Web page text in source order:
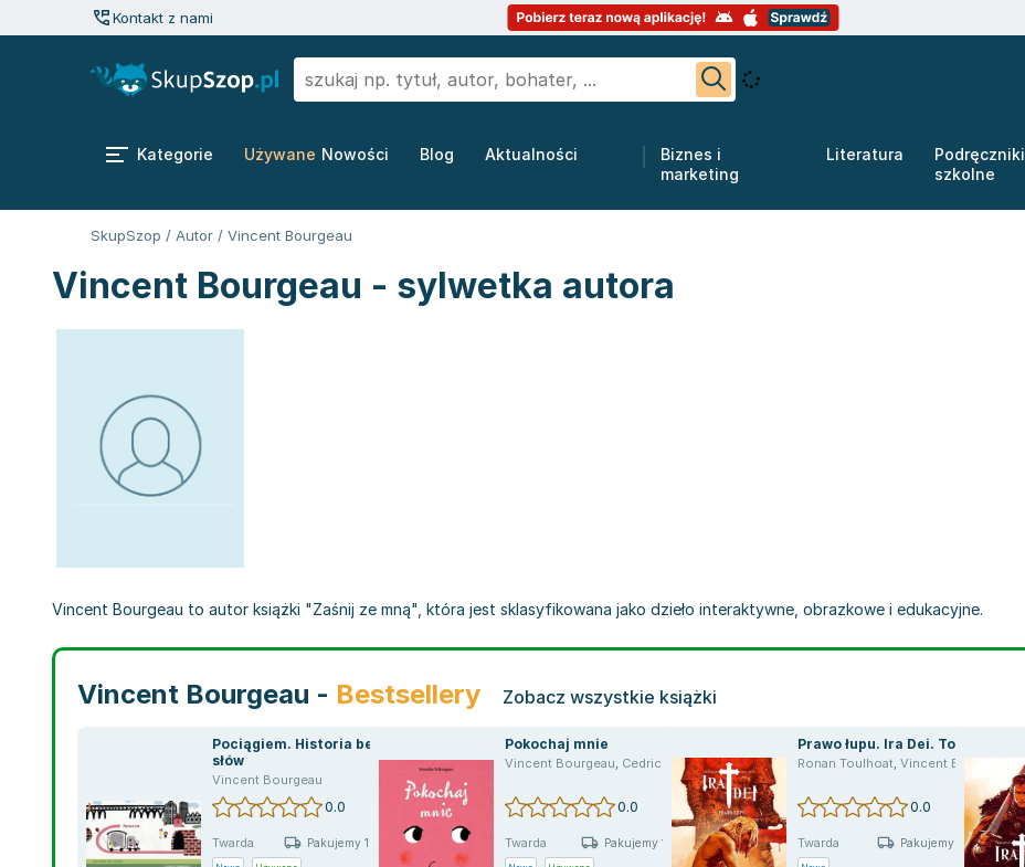
Kontakt z nami
Kategorie Używane Nowości Blog Aktualności
Biznes i
marketing
Literatura
Podręczniki
szkolne
SkupSzop / Autor / Vincent Bourgeau
Vincent Bourgeau - sylwetka autora
Vincent Bourgeau to autor książki "Zaśnij ze mną", która jest sklasyfikowana jako dzieło interaktywne, obrazkowe i edukacyjne.
Vincent Bourgeau - Bestsellery Zobacz wszystkie książki
Pociągiem. Historia bez
słów
Vincent Bourgeau
0.0
Twarda Pakujemy 10.08
Pokochaj mnie
Vincent Bourgeau, Cedric Ramadier
0.0
Twarda Pakujemy 10.08
Prawo łupu. Ira Dei. Tom 2
Ronan Toulhoat, Vincent Bourgeau
0.0
Twarda Pakujemy 11.08